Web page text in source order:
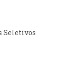
Seletivos